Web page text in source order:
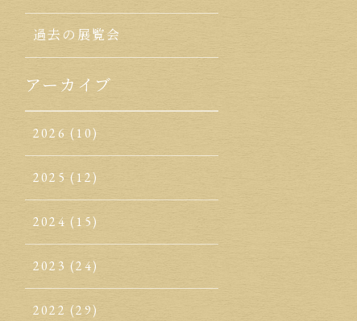
過去の展覧会
アーカイブ
2026 (10)
2025 (12)
2024 (15)
2023 (24)
2022 (29)